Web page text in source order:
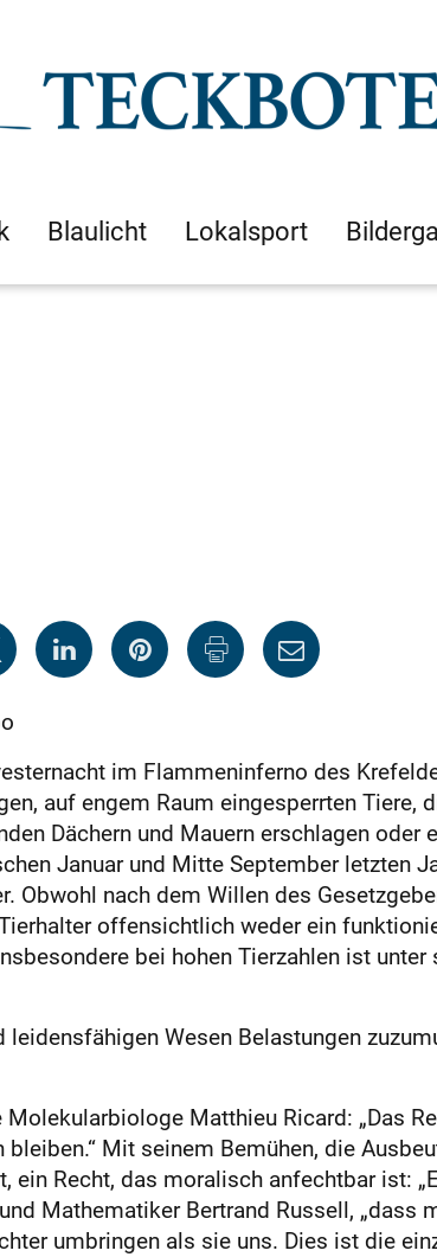
Blaulicht Lokalsport
im Flammeninferno des
auf engem Raum eingesperrten Tiere,
Dächern und Mauern erschlagen oder
Januar und Mitte September letzten
Obwohl nach dem Willen des
offensichtlich weder ein
bei hohen Tierzahlen ist
Wesen Belastungen
Matthieu Ricard: „Das
Mit seinem Bemühen, die
ein Recht, das moralisch anfechtbar ist:
Mathematiker Bertrand Russell, „dass
umbringen als sie uns. Dies ist die